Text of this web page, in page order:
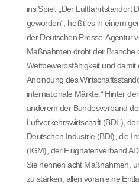
ins Spiel. „Der Luftfahrtstandort
geworden“, heißt es in einem
der Deutschen Presse-Agentur
Maßnahmen droht der Branche
Wettbewerbsfähigkeit und
Anbindung des
internationale Märkte.“ Hinter
anderem der Bundesverband
Luftverkehrswirtschaft (BDL),
Deutschen Industrie (BDI), die
(IGM), der Flughafenverband
Sie nennen acht Maßnahmen,
zu stärken, allen voran eine